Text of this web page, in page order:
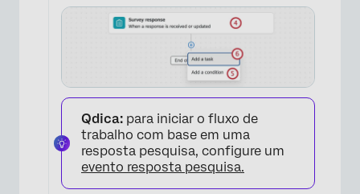
Qdica: para iniciar o fluxo de
trabalho com base em uma
resposta pesquisa, configure um
evento resposta pesquisa.